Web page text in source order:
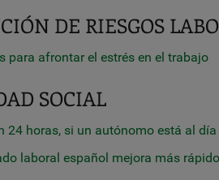
DE RIESGOS
para afrontar el estrés en el trabajo
SOCIAL
24 horas, si un autónomo está al
laboral español mejora más